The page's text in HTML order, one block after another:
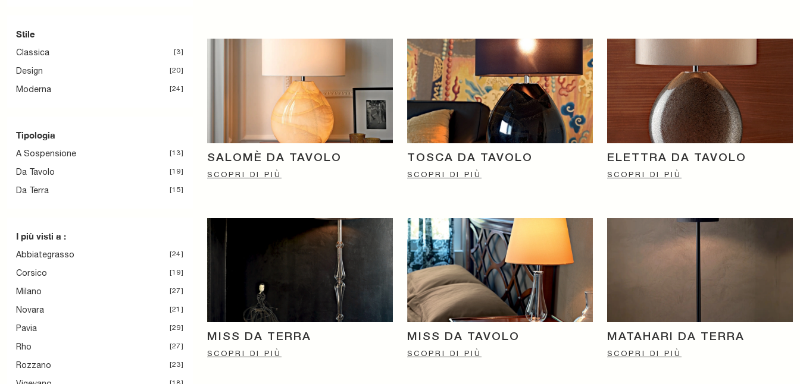
Stile
Classica 3
Design 20
Moderna 24
Tipologia
A Sospensione 13
Da Tavolo 19
Da Terra 15
I più visti a :
Abbiategrasso 24
Corsico 19
Milano 27
Novara 21
Pavia 29
Rho 27
Rozzano 23
SALOMÈ DA TAVOLO
SCOPRI DI PIÙ
TOSCA DA TAVOLO
SCOPRI DI PIÙ
ELETTRA DA TAVOLO
SCOPRI DI PIÙ
MISS DA TERRA
SCOPRI DI PIÙ
MISS DA TAVOLO
SCOPRI DI PIÙ
MATAHARI DA TERRA
SCOPRI DI PIÙ